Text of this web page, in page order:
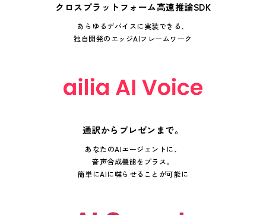
クロスプラットフォーム高速推論SDK
あらゆるデバイスに実装できる、
独自開発のエッジAIフレームワーク
通訳からプレゼンまで。
あなたのAIエージェントに、
音声合成機能をプラス。
簡単にAIに喋らせることが可能に